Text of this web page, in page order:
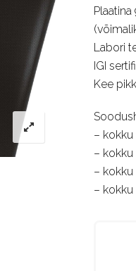
Labori
IGI
Kee
– kokku
– kokku
– kokku
– kokku